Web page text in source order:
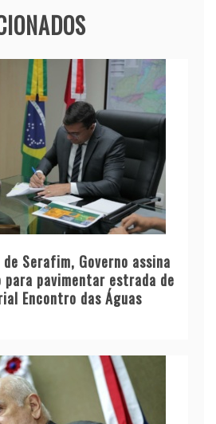
Serafim, Governo assina
para pavimentar estrada de
Encontro das Águas